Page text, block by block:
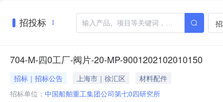
招投标 1
704-M-四0工厂-阀片-20-MP-9001202102010150
招标｜招标公告 上海市｜徐汇区
材料配件
招标单位： 中国船舶重工集团公司第七0四研究所